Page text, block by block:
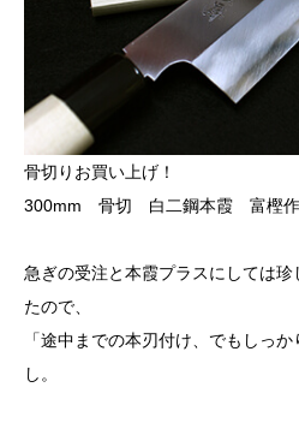
骨切りお買い上げ！
300mm 骨切 白二鋼本霞 富樫
急ぎの受注と本霞プラスにしては
たので、
「途中までの本刃付け、でもしっ
し。